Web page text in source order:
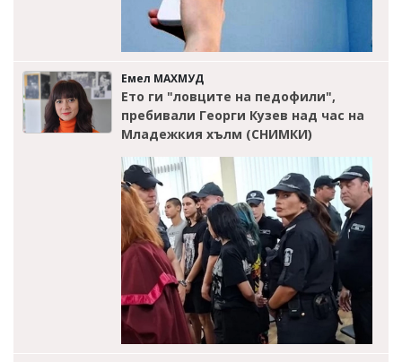
Емел МАХМУД
Ето ги "ловците на педофили",
пребивали Георги Кузев над час на
Младежкия хълм (СНИМКИ)